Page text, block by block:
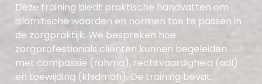
Deze training biedt praktische handvatten om
islamitische waarden en normen toe te passen in
de zorgpraktijk. We bespreken hoe
zorgprofessionals cliënten kunnen begeleiden
met compassie (rahma), rechtvaardigheid (adl)
en toewijding (khidmah). De training bevat: